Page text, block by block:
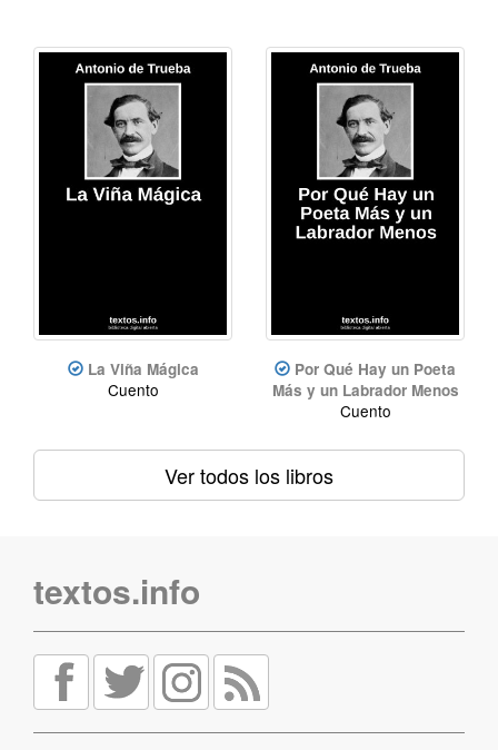
La Viña Mágica
Cuento
Por Qué Hay un Poeta
Más y un Labrador Menos
Cuento
Ver todos los libros
textos.info